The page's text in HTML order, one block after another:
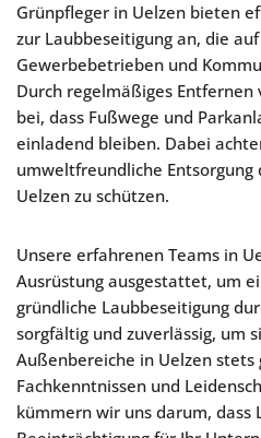
Grünpfleger in Uelzen bieten
zur Laubbeseitigung an, die
Gewerbebetrieben und
Durch regelmäßiges
bei, dass Fußwege und
einladend bleiben. Dabei
umweltfreundliche
Uelzen zu schützen.
Unsere erfahrenen Teams in
Ausrüstung ausgestattet, um
gründliche Laubbeseitigung
sorgfältig und zuverlässig, um
Außenbereiche in Uelzen
Fachkenntnissen und
kümmern wir uns darum, dass